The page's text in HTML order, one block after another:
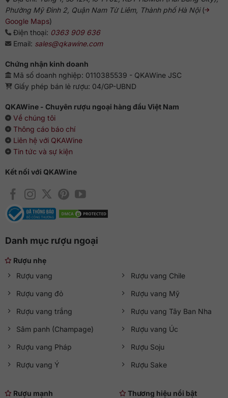
Phường Mỹ Đình 2, Quận Nam Từ Liêm, Thành phố Hà Nội(
Google Maps)
Điện thoại: 0363 909 636
Email: sales@qkawine.com
Chứng nhận kinh doanh
Mã số doanh nghiệp: 0110385539 - QKAWine JSC
Giấy phép bán lẻ rượu: 04/GP-UBND
QKAWine - Chuyên rượu ngoại hàng đầu Việt Nam
Về chúng tôi
Thông cáo báo chí
Liên hệ với QKAWine
Tin tức và sự kiện
Kết nối với QKAWine
Danh mục rượu ngoại
Rượu nhẹ
Rượu vang
Rượu vang đỏ
Rượu vang trắng
Sâm panh (Champage)
Rượu vang Pháp
Rượu vang Ý
Rượu vang Chile
Rượu vang Mỹ
Rượu vang Tây Ban Nha
Rượu vang Úc
Rượu Soju
Rượu Sake
Rượu mạnh
Thương hiệu nổi bật